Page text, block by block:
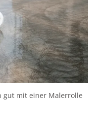
gut mit einer Malerrolle